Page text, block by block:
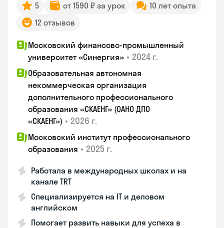
5 от 1590 ₽ за урок
10 лет опыта
12 отзывов
Московский финансово-промышленный
университет «Синергия» • 2024 г.
Образовательная автономная
некоммерческая организация
дополнительного профессионального
образования «СКАЕНГ» (ОАНО ДПО
«СКАЕНГ») • 2026 г.
Московский институт профессионального
образования • 2025 г.
Работала в международных школах и на
канале TRT
Специализируется на IT и деловом
английском
Помогает развить навыки для успеха в